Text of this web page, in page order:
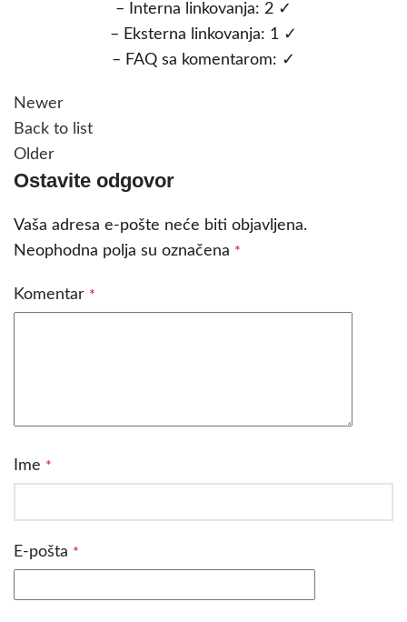
– Interna linkovanja: 2 ✓
– Eksterna linkovanja: 1 ✓
– FAQ sa komentarom: ✓
Newer
Back to list
Older
Ostavite odgovor
Vaša adresa e-pošte neće biti objavljena.
Neophodna polja su označena *
Komentar *
Ime *
E-pošta *